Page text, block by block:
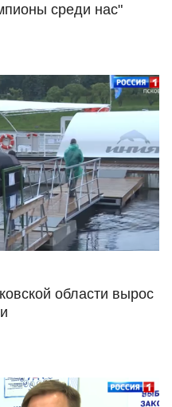
среди нас"
области вырос